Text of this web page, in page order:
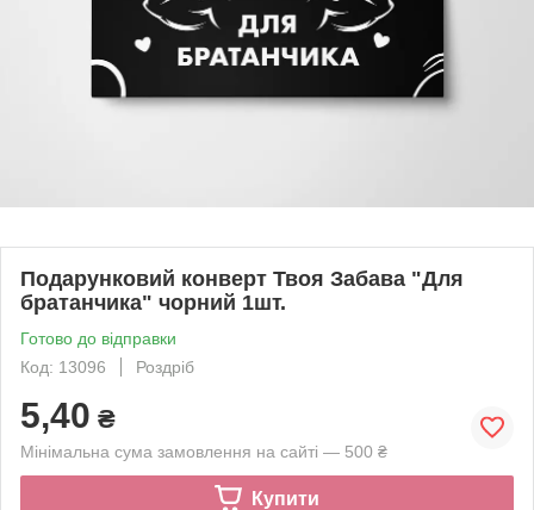
Подарунковий конверт Твоя Забава "Для
братанчика" чорний 1шт.
Готово до відправки
Код: 13096
Роздріб
5,40 ₴
Мінімальна сума замовлення на сайті — 500 ₴
Купити